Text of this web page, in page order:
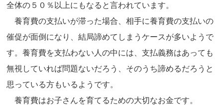
全体の５０％以上にもなると言われています。
養育費の支払いが滞った場合、相手に養育費の支払いの
催促が面倒になり、結局諦めてしまうケースが多いようで
す。養育費を支払わない人の中には、支払義務はあっても
無視していれば問題ないだろう、そのうち諦めるだろうと
思っている方もいるようです。
養育費はお子さんを育てるための大切なお金です。